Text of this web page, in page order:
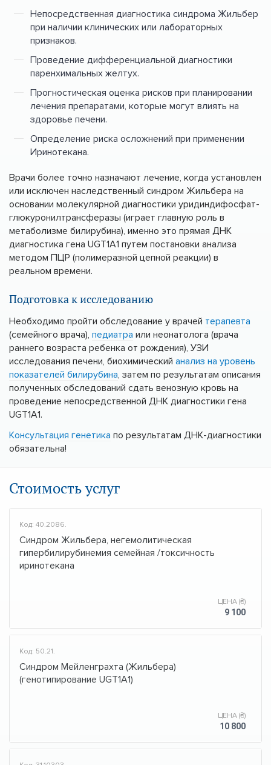
Непосредственная диагностика синдрома Жильбер
при наличии клинических или лабораторных
признаков.
Проведение дифференциальной диагностики
паренхимальных желтух.
Прогностическая оценка рисков при планировании
лечения препаратами, которые могут влиять на
здоровье печени.
Определение риска осложнений при применении
Иринотекана.
Врачи более точно назначают лечение, когда установлен
или исключен наследственный синдром Жильбера на
основании молекулярной диагностики уридиндифосфат-
глюкуронилтрансферазы (играет главную роль в
метаболизме билирубина), именно это прямая ДНК
диагностика гена UGT1A1 путем постановки анализа
методом ПЦР (полимеразной цепной реакции) в
реальном времени.
Подготовка к исследованию
Необходимо пройти обследование у врачей терапевта
(семейного врача), педиатра или неонатолога (врача
раннего возраста ребенка от рождения), УЗИ
исследования печени, биохимический анализ на уровень
показателей билирубина, затем по результатам описания
полученных обследований сдать венозную кровь на
проведение непосредственной ДНК диагностики гена
UGT1A1.
Консультация генетика по результатам ДНК-диагностики
обязательна!
Стоимость услуг
Код: 40.2086.
Синдром Жильбера, негемолитическая
гипербилирубинемия семейная /токсичность
иринотекана
ЦЕНА (₴)
9 100
Код: 50.21.
Синдром Мейленграхта (Жильбера)
(генотипирование UGT1A1)
ЦЕНА (₴)
10 800